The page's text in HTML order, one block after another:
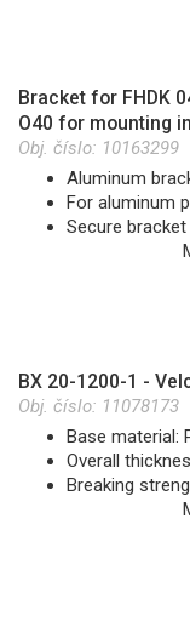
Bracket for FHDK
O40 for mounting
Obj. číslo: 10163299
Aluminum
For aluminum
Secure
BX 20-1200-1 -
Obj. číslo: 11078173
Base material:
Overall
Breaking